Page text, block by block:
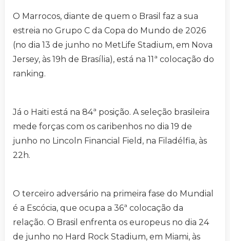
O Marrocos, diante de quem o Brasil faz a sua
estreia no Grupo C da Copa do Mundo de 2026
(no dia 13 de junho no MetLife Stadium, em Nova
Jersey, às 19h de Brasília), está na 11ª colocação do
ranking.
Já o Haiti está na 84ª posição. A seleção brasileira
mede forças com os caribenhos no dia 19 de
junho no Lincoln Financial Field, na Filadélfia, às
22h.
O terceiro adversário na primeira fase do Mundial
é a Escócia, que ocupa a 36ª colocação da
relação. O Brasil enfrenta os europeus no dia 24
de junho no Hard Rock Stadium, em Miami, às